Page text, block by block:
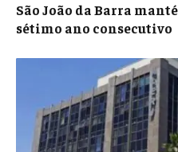
São João da Barra
sétimo ano consecutivo